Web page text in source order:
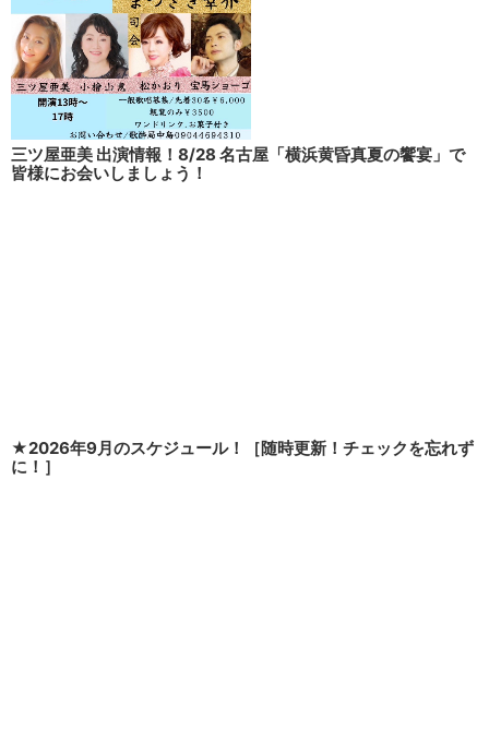
三ツ屋亜美 出演情報！8/28 名古屋「横浜黄昏真夏の饗宴」で
皆様にお会いしましょう！
★2026年9月のスケジュール！［随時更新！チェックを忘れず
に！］